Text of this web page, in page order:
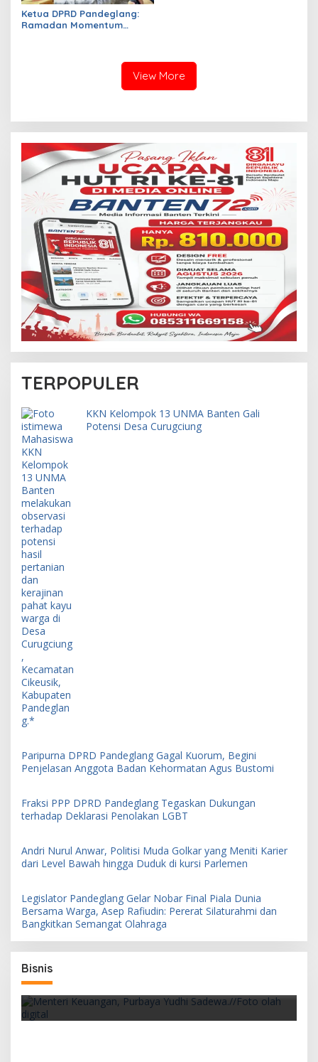
Ketua DPRD Pandeglang:
Ramadan Momentum
View More
TERPOPULER
KKN Kelompok 13 UNMA Banten Gali
Potensi Desa Curugciung
Paripurna DPRD Pandeglang Gagal Kuorum, Begini
Penjelasan Anggota Badan Kehormatan Agus Bustomi
Fraksi PPP DPRD Pandeglang Tegaskan Dukungan
terhadap Deklarasi Penolakan LGBT
Andri Nurul Anwar, Politisi Muda Golkar yang Meniti Karier
dari Level Bawah hingga Duduk di kursi Parlemen
Legislator Pandeglang Gelar Nobar Final Piala Dunia
Bersama Warga, Asep Rafiudin: Pererat Silaturahmi dan
Bangkitkan Semangat Olahraga
Bisnis
Pemerintah Siapkan PFII sebagai Pusat
Finansial